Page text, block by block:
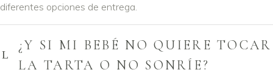
diferentes opciones de entrega.
¿Y SI MI BEBÉ NO QUIERE TOCAR
LA TARTA O NO SONRÍE?